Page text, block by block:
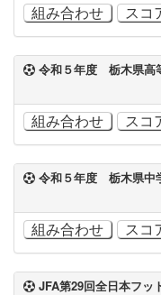
組み合わせ スコ
令和５年度 栃木県高
組み合わせ スコ
令和５年度 栃木県中
組み合わせ スコ
JFA第29回全日本フ